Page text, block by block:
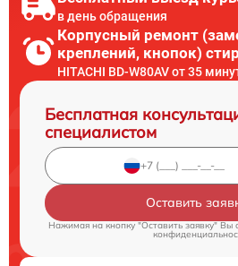
в день обращения
Корпусный ремонт
креплений, кнопок)
HITACHI BD-W80AV от 35
Бесплатная
специалистом
Оставить
Нажимая на кнопку "Оставить заявку" Вы